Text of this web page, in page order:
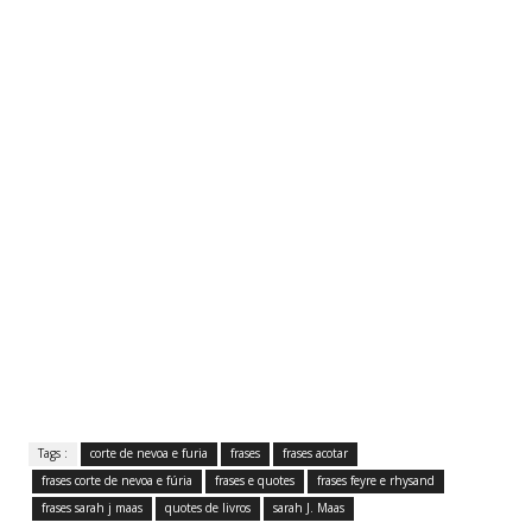
Tags : corte de nevoa e furia frases
frases acotar
frases corte de nevoa e fúria
frases e quotes
frases feyre e rhysand
frases sarah j maas
quotes de livros sarah J. Maas